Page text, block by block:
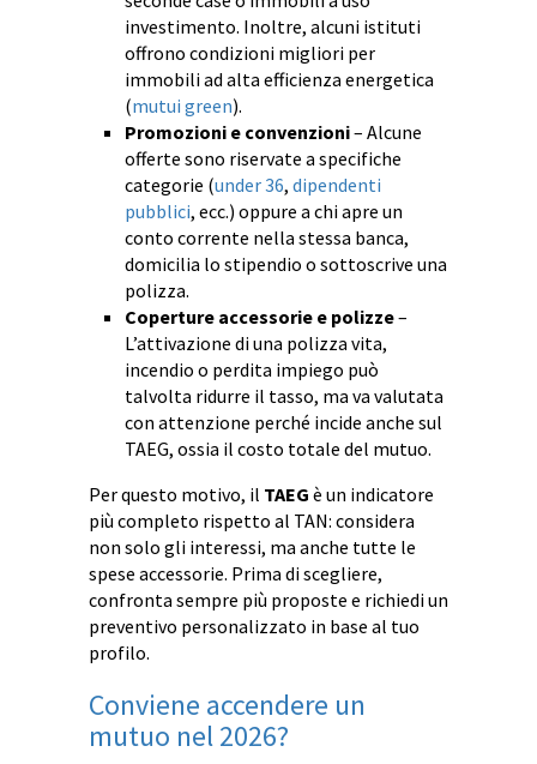
investimento. Inoltre, alcuni istituti
offrono condizioni migliori per
immobili ad alta efficienza energetica
(mutui green).
Promozioni e convenzioni– Alcune
offerte sono riservate a specifiche
categorie (under 36, dipendenti
pubblici, ecc.) oppure a chi apre un
conto corrente nella stessa banca,
domicilia lo stipendio o sottoscrive una
polizza.
Coperture accessorie e polizze–
L’attivazione di una polizza vita,
incendio o perdita impiego può
talvolta ridurre il tasso, ma va valutata
con attenzione perché incide anche sul
TAEG, ossia il costo totale del mutuo.
Per questo motivo, il TAEG è un indicatore
più completo rispetto al TAN: considera
non solo gli interessi, ma anche tutte le
spese accessorie. Prima di scegliere,
confronta sempre più proposte e richiedi un
preventivo personalizzato in base al tuo
profilo.
Conviene accendere un
mutuo nel 2026?